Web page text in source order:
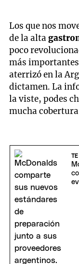
Los que nos
de la alta
poco
más
aterrizó en la
dictamen. La
la viste, podes
mucha
TE